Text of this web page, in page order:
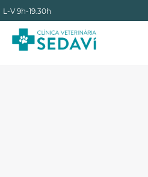
L-V9h-19.30h